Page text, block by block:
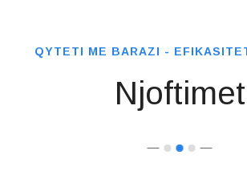
QYTETI ME BARAZI -
Njoftimet